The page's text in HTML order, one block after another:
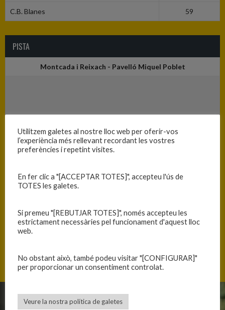
C.B. Blanes 59
PISTA
Montcada i Reixach - Pavelló Miquel Poblet
CLUB EQUIPS
Utilitzem galetes al nostre lloc web per oferir-vos
l’experiència més rellevant recordant les vostres
preferències i repetint visites.
En fer clic a "[ACCEPTAR TOTES]", accepteu l'ús de
TOTES les galetes.
Si premeu "[REBUTJAR TOTES]", només accepteu les
estrictament necessàries pel funcionament d'aquest lloc
web.
No obstant això, també podeu visitar "[CONFIGURAR]"
per proporcionar un consentiment controlat.
Veure la nostra política de galetes